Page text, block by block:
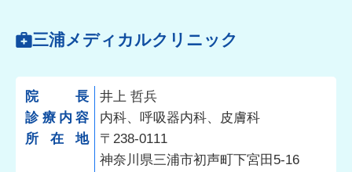
三浦メディカルクリニック
院長
井上 哲兵
診療内容
内科、呼吸器内科、皮膚科
所在地
〒238-0111
神奈川県三浦市初声町下宮田5-16